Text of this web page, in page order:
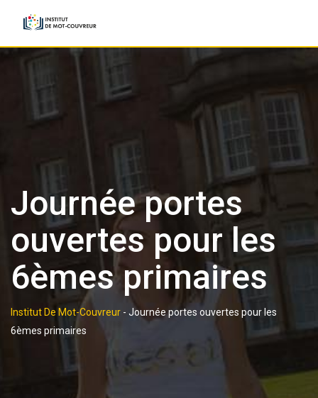
content
Journée portes
ouvertes pour les
6èmes primaires
Institut De Mot-Couvreur - Journée portes ouvertes pour les
6èmes primaires